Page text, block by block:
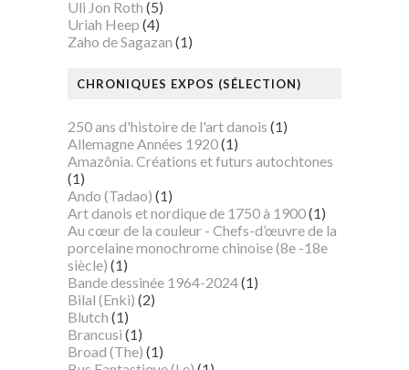
Uli Jon Roth (5)
Uriah Heep (4)
Zaho de Sagazan (1)
CHRONIQUES EXPOS (SÉLECTION)
250 ans d'histoire de l'art danois (1)
Allemagne Années 1920(1)
Amazônia. Créations et futurs autochtones
(1)
Ando (Tadao) (1)
Art danois et nordique de 1750 à 1900(1)
Au cœur de la couleur - Chefs-d’œuvre de la
porcelaine monochrome chinoise (8e -18e
siècle) (1)
Bande dessinée 1964-2024(1)
Bilal (Enki) (2)
Blutch (1)
Brancusi (1)
Broad (The) (1)